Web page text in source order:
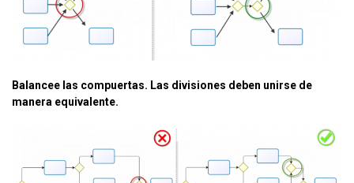
Balancee las compuertas. Las divisiones deben unirse de
manera equivalente.